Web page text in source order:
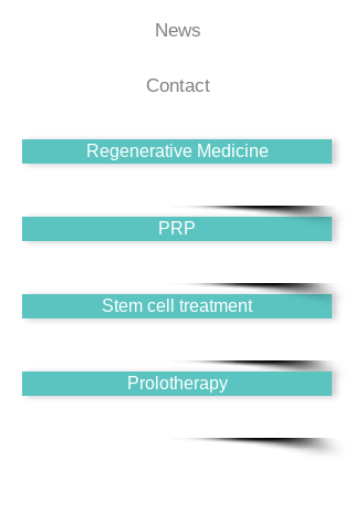
Stem cell treatment
PRP
Regenerative Medicine
Prolotherapy
News
Contact